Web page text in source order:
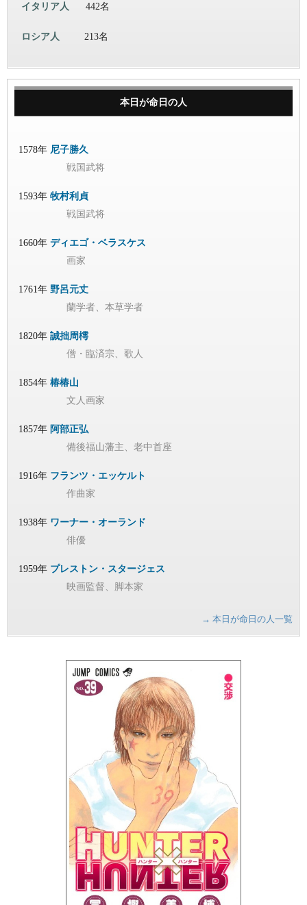
イタリア人 442名
ロシア人 213名
本日が命日の人
1578年 尼子勝久
戦国武将
1593年 牧村利貞
戦国武将
1660年 ディエゴ・ベラスケス
画家
1761年 野呂元丈
蘭学者、本草学者
1820年 誠拙周樗
僧・臨済宗、歌人
1854年 椿椿山
文人画家
1857年 阿部正弘
備後福山藩主、老中首座
1916年 フランツ・エッケルト
作曲家
1938年 ワーナー・オーランド
俳優
1959年 プレストン・スタージェス
映画監督、脚本家
→ 本日が命日の人一覧